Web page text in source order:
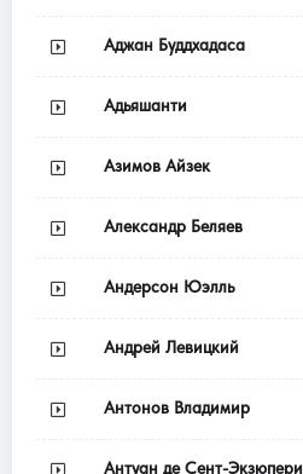
Аджан Буддхадаса
Адьяшанти
Азимов Айзек
Александр Беляев
Андерсон Юэлль
Андрей Левицкий
Антонов Владимир
Антуан де Сент-Экзюпери